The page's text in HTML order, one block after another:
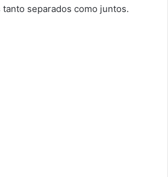
separados como juntos.